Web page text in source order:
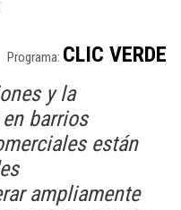
Programa: CLIC VERDE
y la
barrios
están
ampliamente